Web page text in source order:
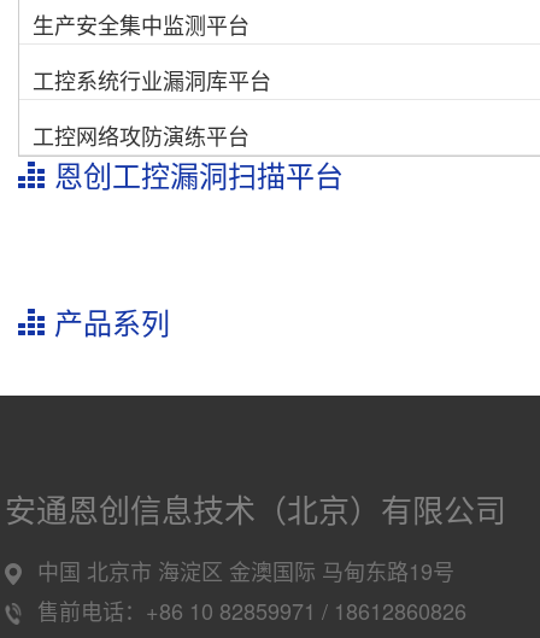
生产安全集中监测平台
工控系统行业漏洞库平台
工控网络攻防演练平台
恩创工控漏洞扫描平台
产品系列
安通恩创信息技术（北京）有限公司
中国 北京市 海淀区 金澳国际 马甸东路19号
售前电话：+86 10 82859971 / 18612860826